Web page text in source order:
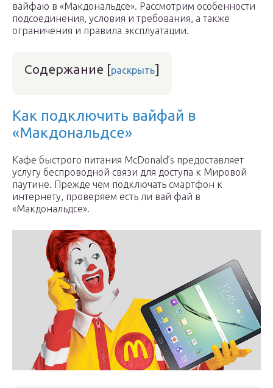
вайфаю в «Макдональдсе». Рассмотрим особенности
подсоединения, условия и требования, а также
ограничения и правила эксплуатации.
Содержание [раскрыть]
Как подключить вайфай в
«Макдональдсе»
Кафе быстрого питания McDonald’s предоставляет
услугу беспроводной связи для доступа к Мировой
паутине. Прежде чем подключать смартфон к
интернету, проверяем есть ли вай фай в
«Макдональдсе».